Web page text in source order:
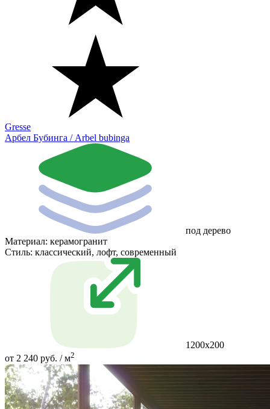
Gresse
Арбел Бубинга / Arbel bubinga
под дерево
Материал: керамогранит
Стиль: классический, лофт, современный
1200х200
от 2 240 руб. / м2